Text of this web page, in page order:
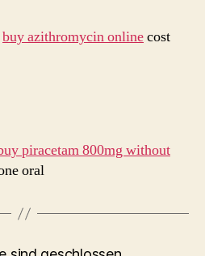
buy azithromycin onlinecost
piracetam 800mg without
oral